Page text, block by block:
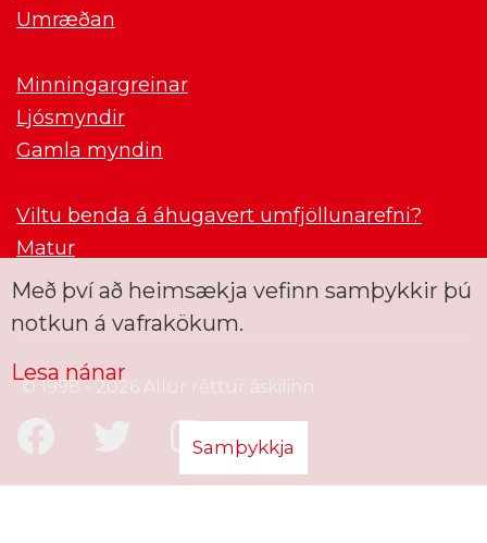
Umræðan
Minningargreinar
Ljósmyndir
Gamla myndin
Viltu benda á áhugavert umfjöllunarefni?
Matur
© 1998 - 2026 Allur réttur áskilinn
Með því að heimsækja vefinn samþykkir þú
notkun á vafrakökum.
Lesa nánar
Samþykkja